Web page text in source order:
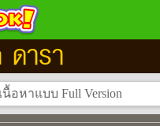
ดารา